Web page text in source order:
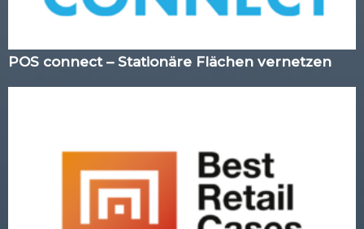
POS connect – Stationäre Flächen vernetzen